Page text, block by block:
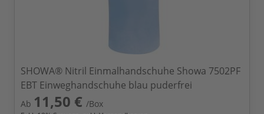
SHOWA® Nitril Einmalhandschuhe Showa 7502PF
EBT Einweghandschuhe blau puderfrei
Ab 11,50 € /Box